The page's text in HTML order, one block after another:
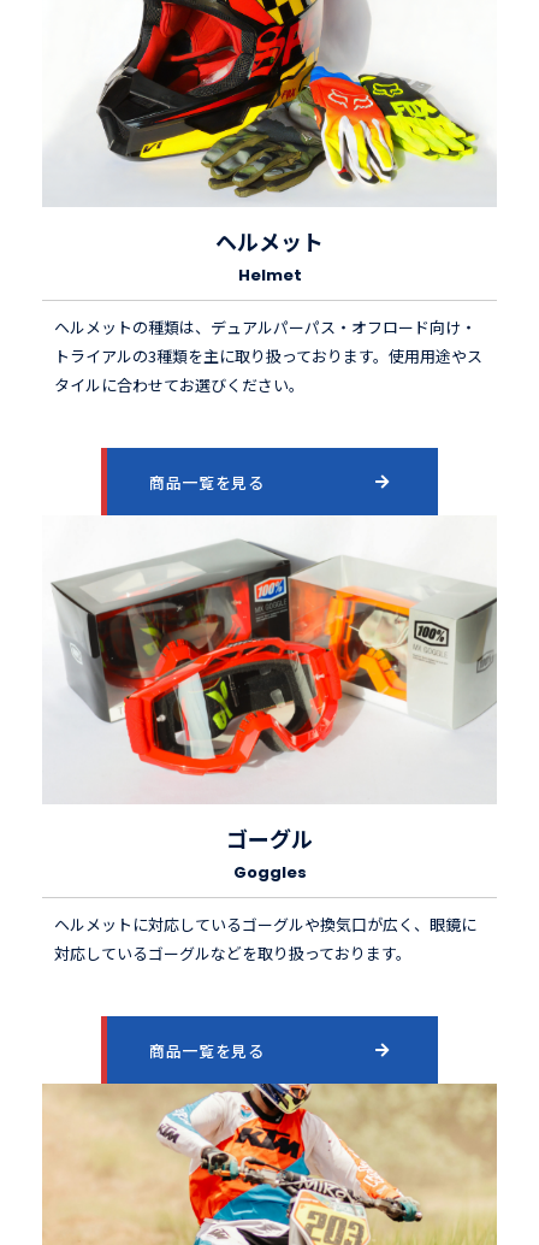
ヘルメット
Helmet
ヘルメットの種類は、デュアルパーパス・オフロード向け・
トライアルの3種類を主に取り扱っております。使用用途やス
タイルに合わせてお選びください。
商品一覧を見る
ゴーグル
Goggles
ヘルメットに対応しているゴーグルや換気口が広く、眼鏡に
対応しているゴーグルなどを取り扱っております。
商品一覧を見る